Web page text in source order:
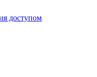
доступом